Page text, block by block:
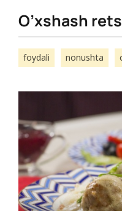
O’xshash
foydali nonushta